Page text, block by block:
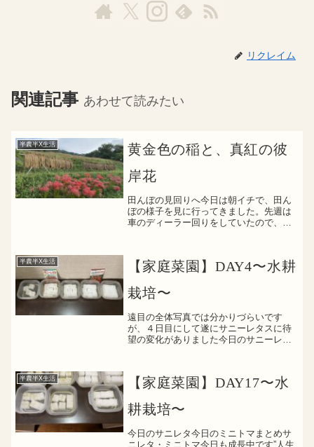
リクレイム
関連記事 あわせて読みたい
半農半X生活
黄金色の稲と、真紅の彼
岸花
田んぼの見回りへ今日は朝イチで、田ん
ぼの様子を見に行ってきました。先週は
車のディーラー回りをしていたので、田
わそわしてしまいます。稲...
半農半X生活
【家庭菜園】DAY4〜水耕
栽培〜
遠目の全体写真では分かりづらいです
が、４日目にして遂にサニーレタスに待
望の変化がありました今日のサニーレタ
すね今日のミニトマト一方、...
半農半X生活
【家庭菜園】DAY17〜水
耕栽培〜
今日のサニレタ今日のミニトマまとめサ
ニレタ・ミニトマ今日も成長中です”人生